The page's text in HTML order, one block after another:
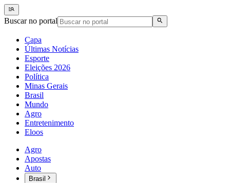
Buscar no portal
Capa
Últimas Notícias
Esporte
Eleições 2026
Política
Minas Gerais
Brasil
Mundo
Agro
Entretenimento
Eloos
Agro
Apostas
Auto
Brasil